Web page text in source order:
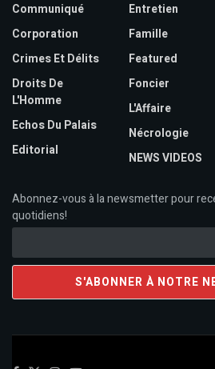
Communiqué
Corporation
Crimes Et Délits
Droits De
L'Homme
Echos Du Palais
Editorial
Entretien
Famille
Featured
Foncier
L'Affaire
Nécrologie
NEWS VIDEOS
Abonnez-vous à la newsmetter pour
quotidiens!